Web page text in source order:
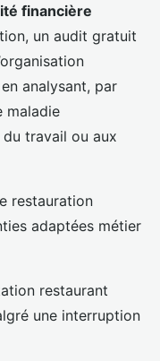
financière
un audit gratuit
analysant, par
maladie
travail ou aux
restauration
adaptées métier
restaurant
une interruption